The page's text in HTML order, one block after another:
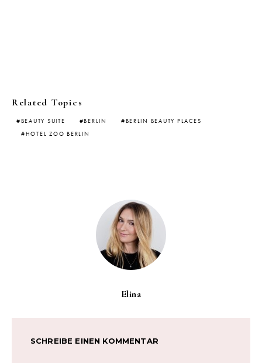
Related Topics
BEAUTY SUITE BERLIN
BERLIN BEAUTY PLACES
HOTEL ZOO BERLIN
Elina
SCHREIBE EINEN KOMMENTAR